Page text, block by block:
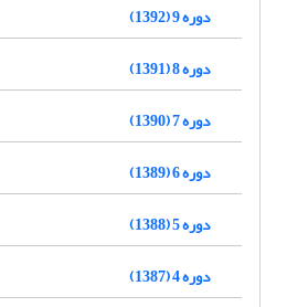
دوره 9 (1392)
دوره 8 (1391)
دوره 7 (1390)
دوره 6 (1389)
دوره 5 (1388)
دوره 4 (1387)